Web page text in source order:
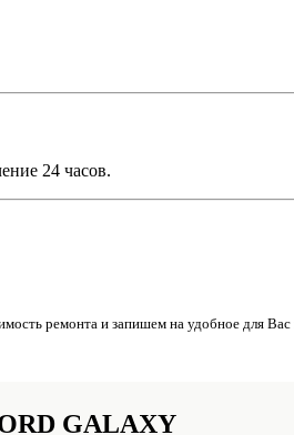
24 часов.
ремонта и запишем на удобное для Вас
GALAXY